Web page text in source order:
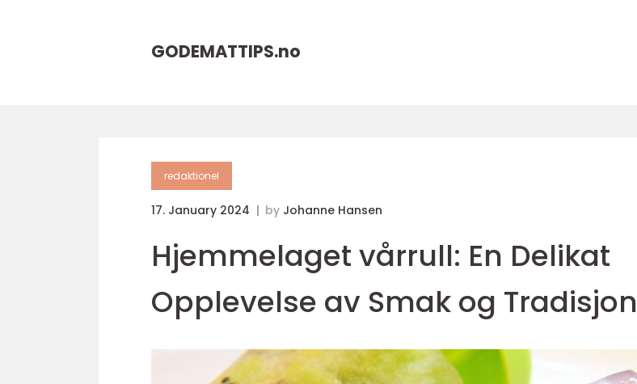
GODEMATTIPS.no
redaktionel
17. January 2024 by Johanne Hansen
Hjemmelaget vårrull: En Delikat
Opplevelse av Smak og Tradisjon